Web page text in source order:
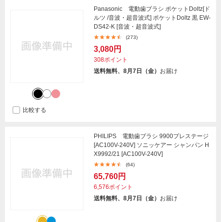
Panasonic 電動歯ブラシ ポケットDoltz[ド
ルツ /音波・超音波式] ポケットDoltz 黒 EW-
DS42-K [音波・超音波式]
(273)
3,080円
308ポイント
送料無料、8月7日（金） お届け
比較する
PHILIPS 電動歯ブラシ 9900プレステージ
[AC100V-240V] ソニッケアー シャンパン H
X9992/21 [AC100V-240V]
(64)
65,760円
6,576ポイント
送料無料、8月7日（金） お届け